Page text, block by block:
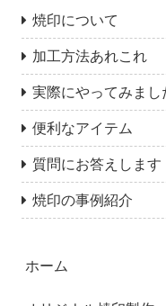
焼印について
加工方法あれこれ
実際にやってみまし
便利なアイテム
質問にお答えします
焼印の事例紹介
ホーム